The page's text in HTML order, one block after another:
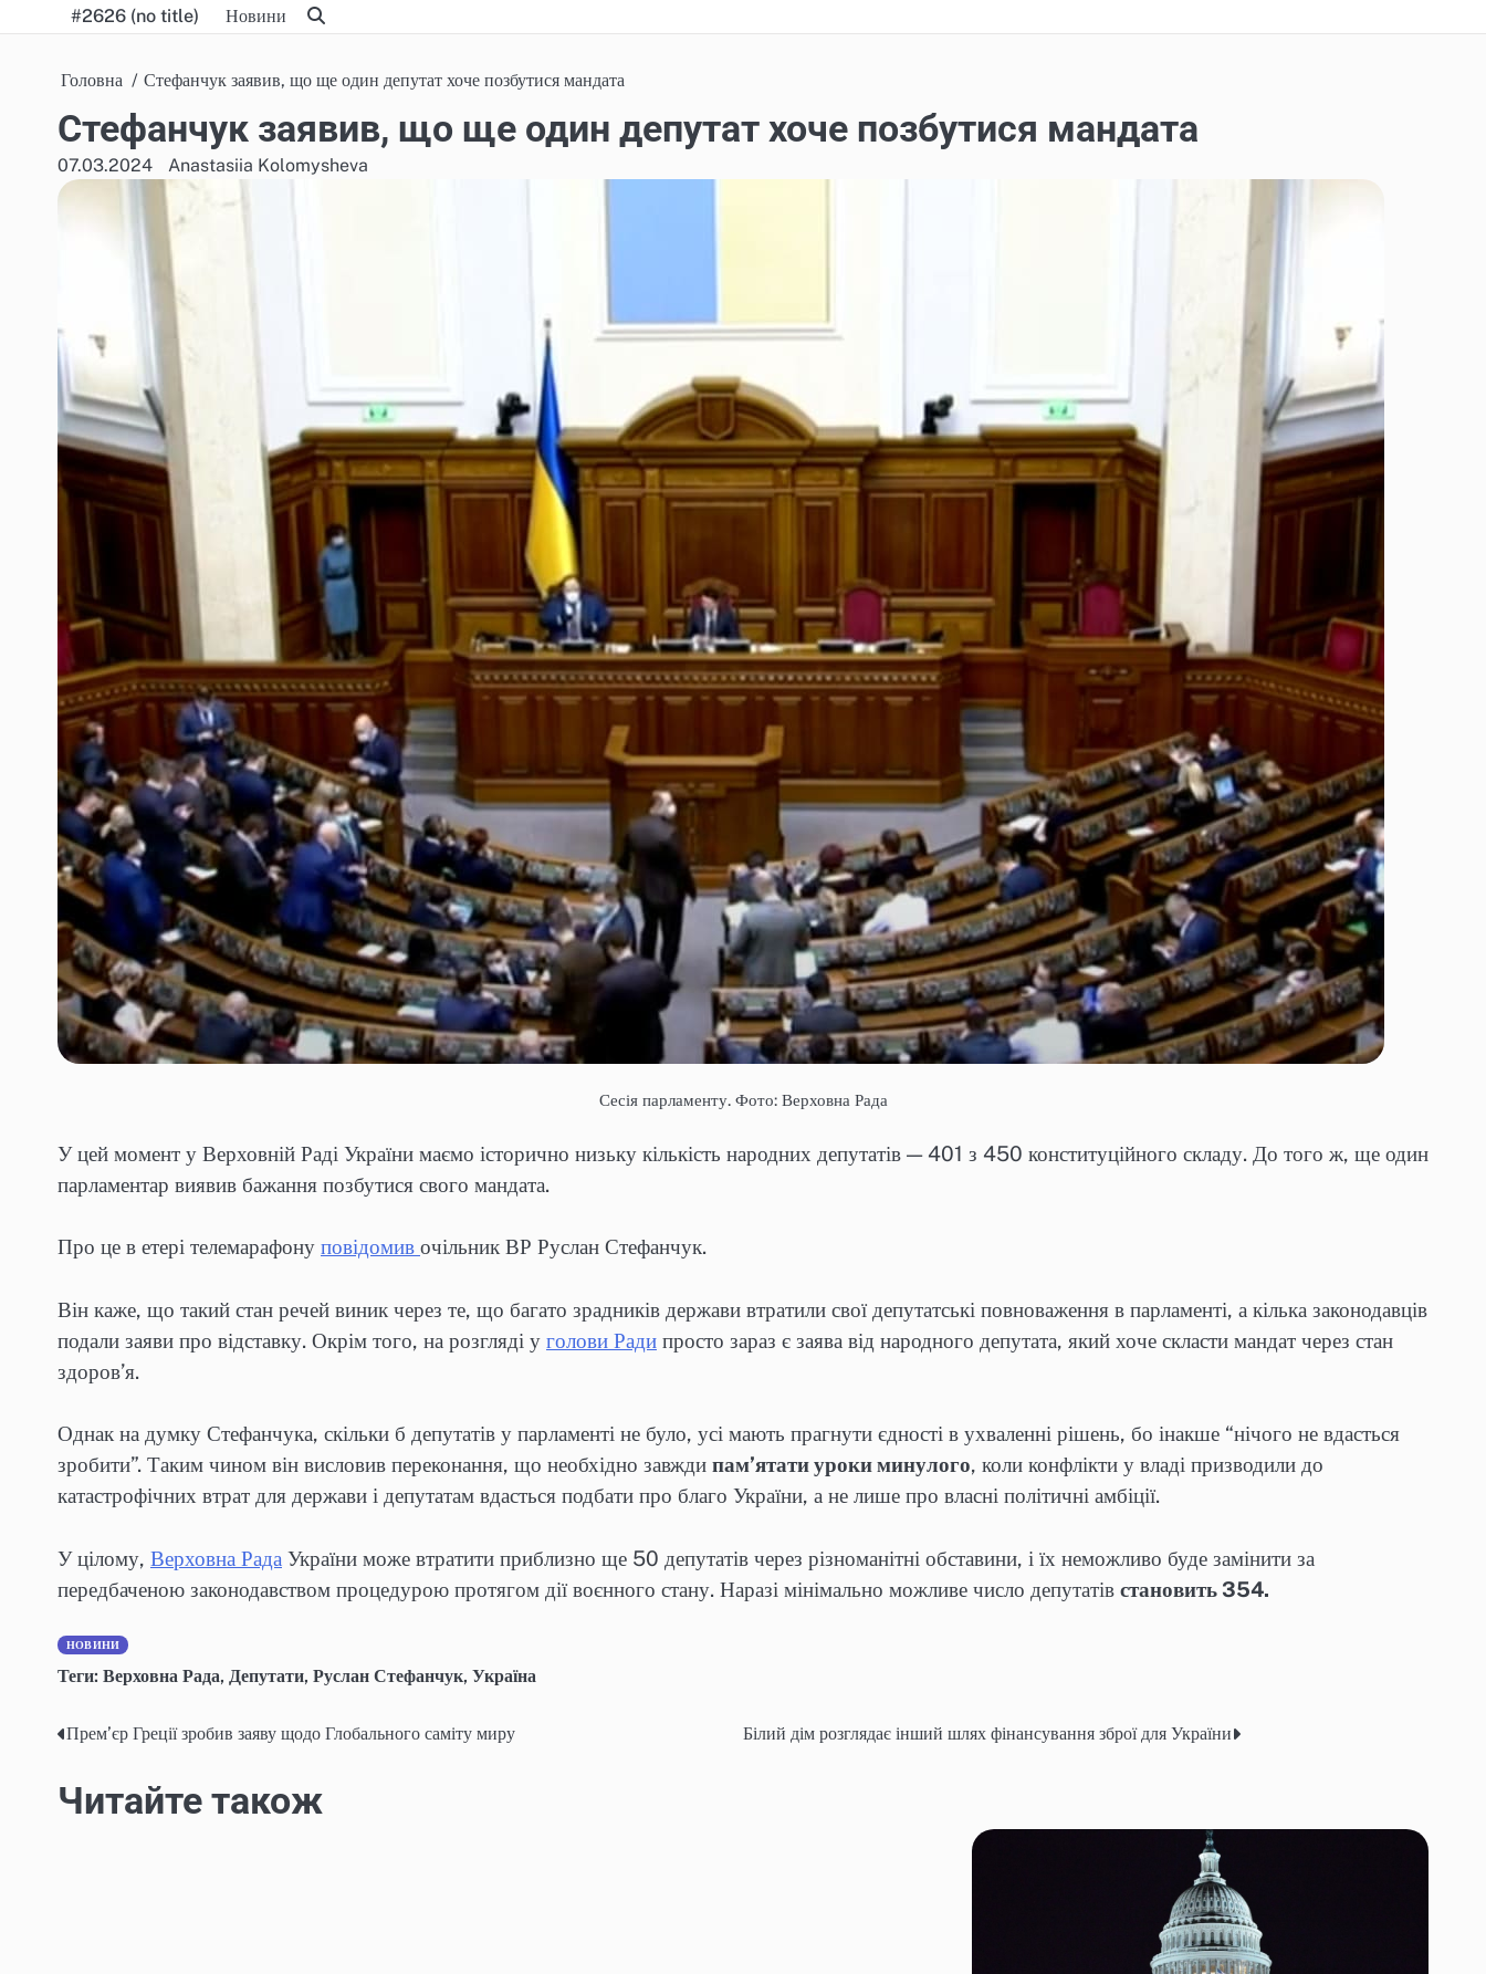
to
#2626 (no title) Новини
Головна Стефанчук заявив, що ще один депутат хоче позбутися мандата
Стефанчук заявив, що ще один депутат хоче позбутися мандата
07.03.2024 Anastasiia Kolomysheva
Сесія парламенту. Фото: Верховна Рада
У цей момент у Верховній Раді України маємо історично низьку кількість народних депутатів — 401 з 450 конституційного складу. До того ж, ще один
парламентар виявив бажання позбутися свого мандата.
Про це в етері телемарафону повідомив очільник ВР Руслан Стефанчук.
Він каже, що такий стан речей виник через те, що багато зрадників держави втратили свої депутатські повноваження в парламенті, а кілька законодавців
подали заяви про відставку. Окрім того, на розгляді у голови Ради просто зараз є заява від народного депутата, який хоче скласти мандат через стан
здоров’я.
Однак на думку Стефанчука, скільки б депутатів у парламенті не було, усі мають прагнути єдності в ухваленні рішень, бо інакше “нічого не вдасться
зробити”. Таким чином він висловив переконання, що необхідно завжди пам’ятати уроки минулого, коли конфлікти у владі призводили до
катастрофічних втрат для держави і депутатам вдасться подбати про благо України, а не лише про власні політичні амбіції.
У цілому, Верховна Рада України може втратити приблизно ще 50 депутатів через різноманітні обставини, і їх неможливо буде замінити за
передбаченою законодавством процедурою протягом дії воєнного стану. Наразі мінімально можливе число депутатів становить 354.
НОВИНИ
Теги: Верховна Рада, Депутати, Руслан Стефанчук, Україна
Post
navigation
Прем’єр Греції зробив заяву щодо Глобального саміту миру Білий дім розглядає інший шлях фінансування зброї для України
Читайте також